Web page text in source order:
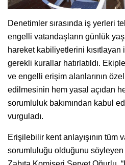
Denetimler sırasında iş yerleri
engelli vatandaşların günlük
hareket kabiliyetlerini kısıtlayan
gerekli kurallar hatırlatıldı.
ve engelli erişim alanlarının
edilmesinin hem yasal açıdan
sorumluluk bakımından kabul
vurguladı.
Erişilebilir kent anlayışının tüm
sorumluluğu olduğunu